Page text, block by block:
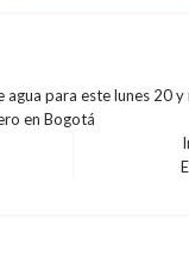
agua para este lunes 20 y
en Bogotá